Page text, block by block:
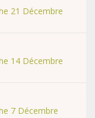
21 Décembre
14 Décembre
7 Décembre